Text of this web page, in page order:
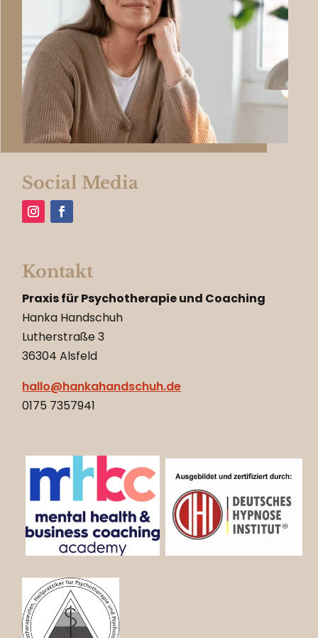
Social Media
Kontakt
Praxis für Psychotherapie und Coaching
Hanka Handschuh
Lutherstraße 3
36304 Alsfeld
hallo@hankahandschuh.de
0175 7357941